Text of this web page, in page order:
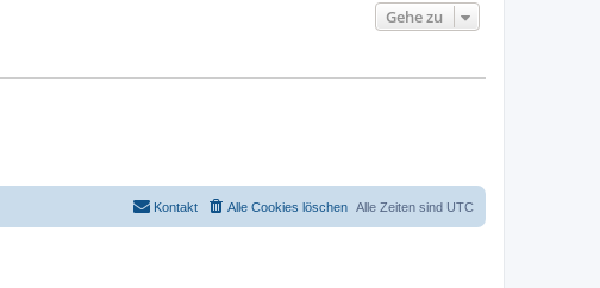
Gehe zu
Alle Zeiten sind UTC
Alle Cookies löschen
Kontakt